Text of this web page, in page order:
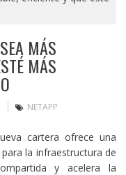
MÁS
MÁS
NETAPP
cartera ofrece una
para la infraestructura de
y acelera la